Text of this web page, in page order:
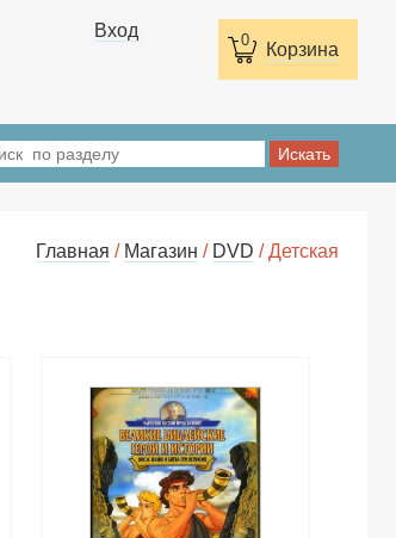
0 Корзина
Вход
Главная / Магазин / DVD / Детская